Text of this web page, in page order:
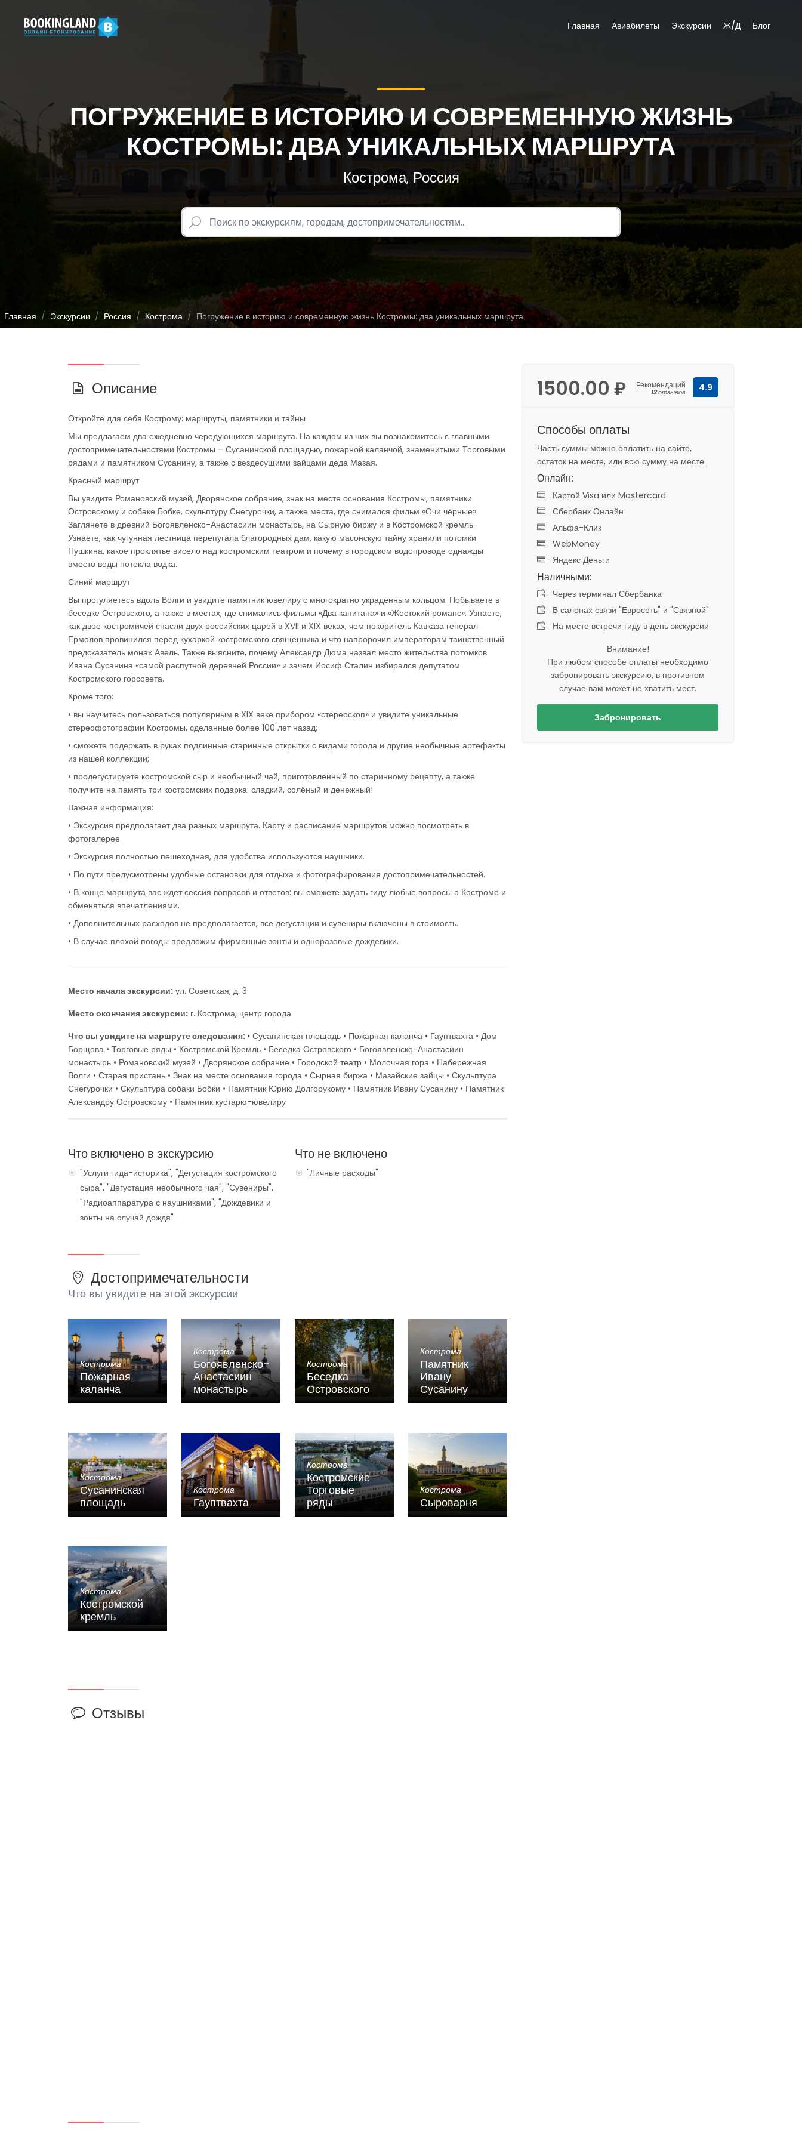
Главная Авиабилеты Экскурсии Ж/Д Блог
ПОГРУЖЕНИЕ В ИСТОРИЮ И СОВРЕМЕННУЮ ЖИЗНЬ
КОСТРОМЫ: ДВА УНИКАЛЬНЫХ МАРШРУТА
Кострома, Россия
Главная Экскурсии Россия Кострома Погружение в историю и современную жизнь Костромы: два уникальных маршрута
Описание
Откройте для себя Кострому: маршруты, памятники и тайны
Мы предлагаем два ежедневно чередующихся маршрута. На каждом из них вы познакомитесь с главными
достопримечательностями Костромы – Сусанинской площадью, пожарной каланчой, знаменитыми Торговыми
рядами и памятником Сусанину, а также с вездесущими зайцами деда Мазая.
Красный маршрут
Вы увидите Романовский музей, Дворянское собрание, знак на месте основания Костромы, памятники
Островскому и собаке Бобке, скульптуру Снегурочки, а также места, где снимался фильм «Очи чёрные».
Заглянете в древний Богоявленско-Анастасиин монастырь, на Сырную биржу и в Костромской кремль.
Узнаете, как чугунная лестница перепугала благородных дам, какую масонскую тайну хранили потомки
Пушкина, какое проклятье висело над костромским театром и почему в городском водопроводе однажды
вместо воды потекла водка.
Синий маршрут
Вы прогуляетесь вдоль Волги и увидите памятник ювелиру с многократно украденным кольцом. Побываете в
беседке Островского, а также в местах, где снимались фильмы «Два капитана» и «Жестокий романс». Узнаете,
как двое костромичей спасли двух российских царей в XVII и XIX веках, чем покоритель Кавказа генерал
Ермолов провинился перед кухаркой костромского священника и что напророчил императорам таинственный
предсказатель монах Авель. Также выясните, почему Александр Дюма назвал место жительства потомков
Ивана Сусанина «самой распутной деревней России» и зачем Иосиф Сталин избирался депутатом
Костромского горсовета.
Кроме того:
• вы научитесь пользоваться популярным в XIX веке прибором «стереоскоп» и увидите уникальные
стереофотографии Костромы, сделанные более 100 лет назад;
• сможете подержать в руках подлинные старинные открытки с видами города и другие необычные артефакты
из нашей коллекции;
• продегустируете костромской сыр и необычный чай, приготовленный по старинному рецепту, а также
получите на память три костромских подарка: сладкий, солёный и денежный!
Важная информация:
• Экскурсия предполагает два разных маршрута. Карту и расписание маршрутов можно посмотреть в
фотогалерее.
• Экскурсия полностью пешеходная, для удобства используются наушники.
• По пути предусмотрены удобные остановки для отдыха и фотографирования достопримечательностей.
• В конце маршрута вас ждёт сессия вопросов и ответов: вы сможете задать гиду любые вопросы о Костроме и
обменяться впечатлениями.
• Дополнительных расходов не предполагается, все дегустации и сувениры включены в стоимость.
• В случае плохой погоды предложим фирменные зонты и одноразовые дождевики.
Место начала экскурсии: ул. Советская, д. 3
Место окончания экскурсии: г. Кострома, центр города
Что вы увидите на маршруте следования: • Сусанинская площадь • Пожарная каланча • Гауптвахта • Дом
Борщова • Торговые ряды • Костромской Кремль • Беседка Островского • Богоявленско-Анастасиин
монастырь • Романовский музей • Дворянское собрание • Городской театр • Молочная гора • Набережная
Волги • Старая пристань • Знак на месте основания города • Сырная биржа • Мазайские зайцы • Скульптура
Снегурочки • Скульптура собаки Бобки • Памятник Юрию Долгорукому • Памятник Ивану Сусанину • Памятник
Александру Островскому • Памятник кустарю-ювелиру
Что включено в экскурсию
"Услуги гида-историка", "Дегустация костромского
сыра", "Дегустация необычного чая", "Сувениры",
"Радиоаппаратура с наушниками", "Дождевики и
зонты на случай дождя"
Что не включено
"Личные расходы"
Достопримечательности
Что вы увидите на этой экскурсии
Кострома
Пожарная
каланча
Кострома
Богоявленско-
Анастасиин
монастырь
Кострома
Беседка
Островского
Кострома
Памятник
Ивану
Сусанину
Кострома
Сусанинская
площадь
Кострома
Гауптвахта
Кострома
Костромские
Торговые
ряды
Кострома
Сыроварня
Кострома
Костромской
кремль
Отзывы
1500.00 ₽ Рекомендаций
12отзывов 4.9
Способы оплаты
Часть суммы можно оплатить на сайте,
остаток на месте, или всю сумму на месте.
Онлайн:
Картой Visa или Mastercard
Сбербанк Онлайн
Альфа-Клик
WebMoney
Яндекс Деньги
Наличными:
Через терминал Сбербанка
В салонах связи "Евросеть" и "Связной"
На месте встречи гиду в день экскурсии
Внимание!
При любом способе оплаты необходимо
забронировать экскурсию, в противном
случае вам может не хватить мест.
Забронировать